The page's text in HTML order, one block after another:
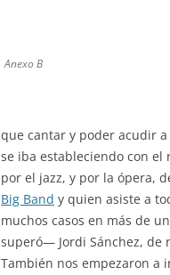
Anexo B
que cantar y poder acudir
se iba estableciendo con el
por el jazz, y por la ópera,
Big Band y quien asiste a
muchos casos en más de
superó— Jordi Sánchez, de
También nos empezaron a